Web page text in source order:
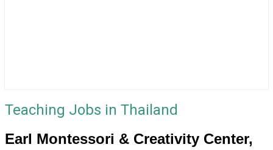
Teaching Jobs in Thailand
Earl Montessori & Creativity Center,